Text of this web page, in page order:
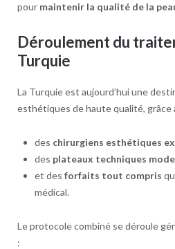
pour maintenir la qualité de la
Déroulement du
Turquie
La Turquie est aujourd’hui une
esthétiques de haute qualité, grâce
des chirurgiens esthétiques
des plateaux techniques
et des forfaits tout compris
médical.
Le protocole combiné se déroule
: